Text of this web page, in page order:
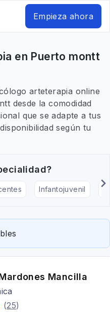
Empieza ahora
en Puerto montt
arteterapia online
desde la comodidad
que se adapte a tus
según tu
Infantojuvenil
Mancilla
(25)